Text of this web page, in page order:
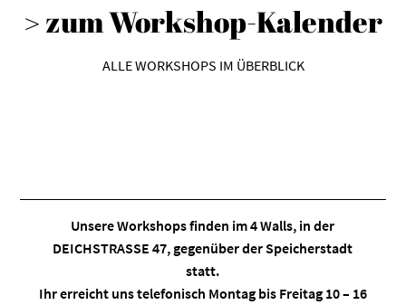
> zum Workshop-Kalender
ALLE WORKSHOPS IM ÜBERBLICK
Unsere Workshops finden im4 Walls, in der
DEICHSTRASSE 47, gegenüber der Speicherstadt
statt.
Ihr erreicht uns telefonisch Montag bis Freitag 10 – 16